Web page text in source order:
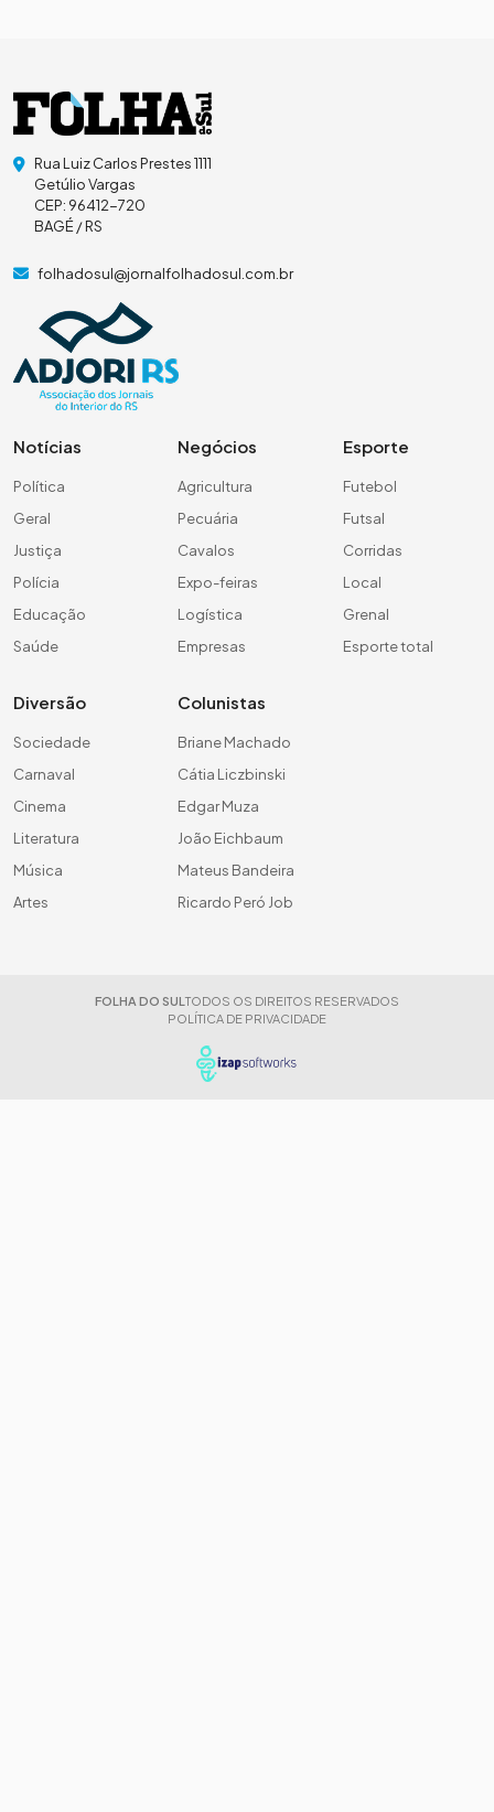
Rua Luiz Carlos Prestes 1111
Getúlio Vargas
CEP: 96412-720
BAGÉ / RS
folhadosul@jornalfolhadosul.com.br
Notícias
Política
Geral
Justiça
Polícia
Educação
Saúde
Negócios
Agricultura
Pecuária
Cavalos
Expo-feiras
Logística
Empresas
Esporte
Futebol
Futsal
Corridas
Local
Grenal
Esporte total
Diversão
Sociedade
Carnaval
Cinema
Literatura
Música
Artes
Colunistas
Briane Machado
Cátia Liczbinski
Edgar Muza
João Eichbaum
Mateus Bandeira
Ricardo Peró Job
FOLHA DO SUL TODOS OS DIREITOS RESERVADOS
POLÍTICA DE PRIVACIDADE